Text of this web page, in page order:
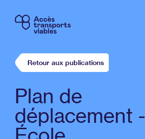
Retour aux publications
Plan de
déplacement -